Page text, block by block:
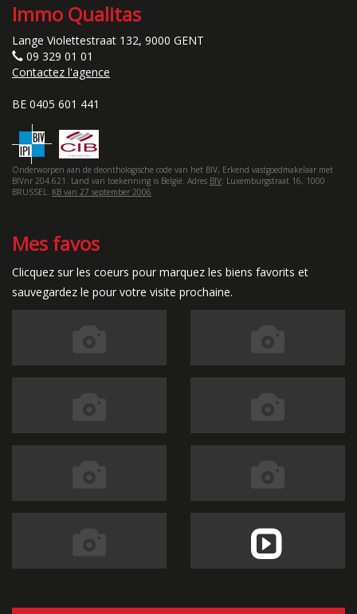
Immo Qualitas
Lange Violettestraat 132, 9000 GENT
09 329 01 01
Contactez l'agence
BE 0405 601 441
Onderworpen aan de deonthologische code van het BIV, Erkend vastgoedmakelaar met
BIVnr 204.621. Land van toekenning is België. Adres BIV: Luxemburgstraat 16, 1000
BRUSSEL. KB van 27 september 2006
Mes favos
Clicquez sur les coeurs pour marquez les biens favorits et
sauvegardez le pour votre visite prochaine.